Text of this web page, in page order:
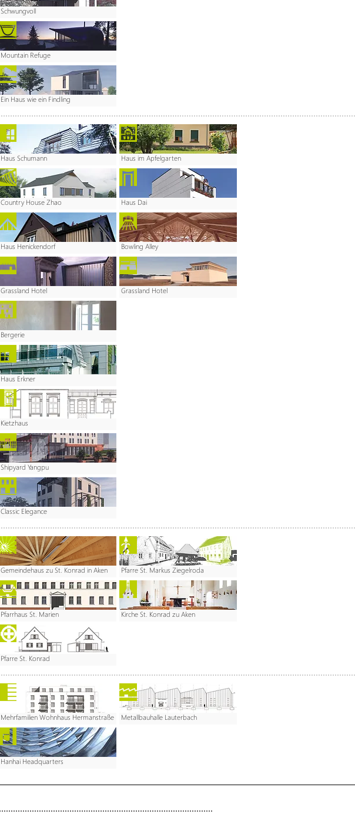
Schwungvoll
Mountain Refuge
Ein Haus wie ein Findling
Haus Schumann
Country House Zhao
Haus Henickendorf
Grassland Hotel
Bergerie
Haus im Apfelgarten
Haus Dai
Bowling Alley
Grassland Hotel
Haus Erkner
Kietzhaus
Shipyard Yangpu
Classic Elegance
Gemeindehaus zu St. Konrad in Aken
Pfarrhaus St. Marien
Pfarre St. Markus Ziegelroda
Kirche St. Konrad zu Aken
Pfarre St. Konrad
Mehrfamilien Wohnhaus Hermanstraße Metallbauhalle Lauterbach
Hanhai Headquarters